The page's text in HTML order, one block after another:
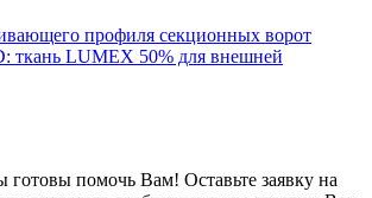
профиля секционных ворот
ткань LUMEX 50% для внешней
помочь Вам! Оставьте заявку на